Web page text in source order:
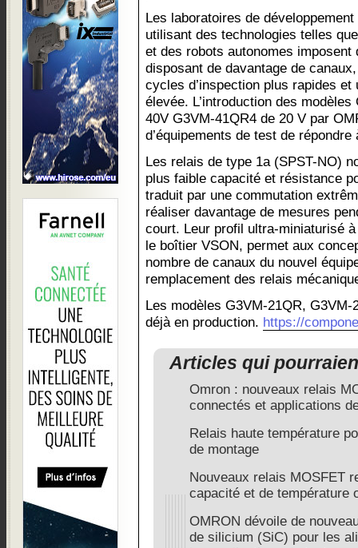
Les laboratoires de
utilisant des technologies telles
et des robots autonomes imposent
disposant de davantage de
cycles d’inspection plus rapides
élevée. L’introduction des
40V G3VM-41QR4 de 20 V par
d’équipements de test de
Les relais de type 1a (SPST-NO)
plus faible capacité et résistance
traduit par une commutation
réaliser davantage de mesures
court. Leur profil ultra-miniaturisé
le boîtier VSON, permet aux
nombre de canaux du nouvel
remplacement des relais
Les modèles G3VM-21QR,
déjà en production. https://
Articles qui
Omron : nouveaux relais
connectés et applications
Relais haute température
de montage
Nouveaux relais MOSFET
capacité et de température
OMRON dévoile de
de silicium (SiC) pour les